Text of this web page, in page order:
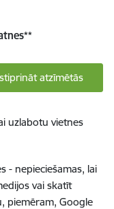
**
atzīmētās
uzlabotu vietnes
- nepieciešamas, lai
vai skatīt
piemēram, Google